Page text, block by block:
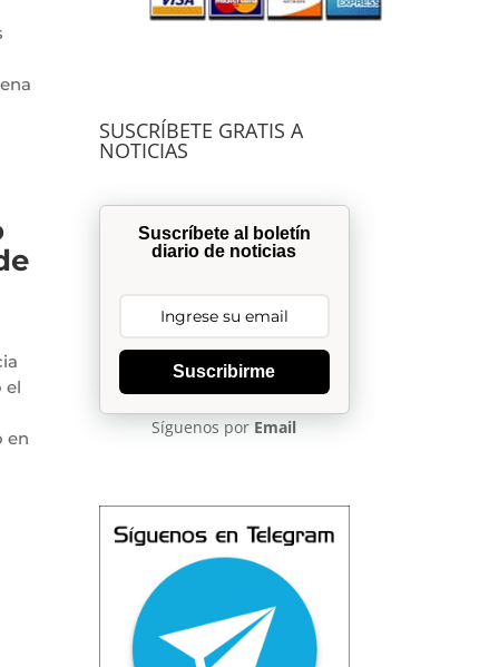
el
en
SUSCRÍBETE GRATIS A
NOTICIAS
Suscríbete al boletín
diario de noticias
Suscribirme
Síguenos por Email